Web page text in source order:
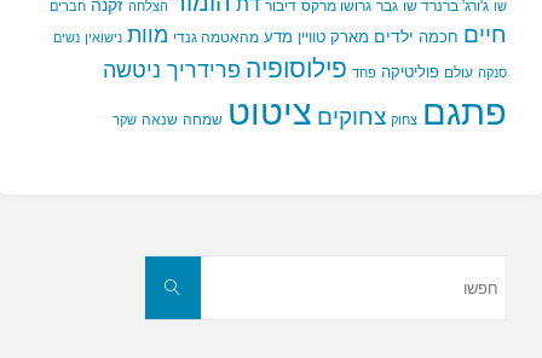
שו ג'ורג' ברנרד שו גבר גרושו מרקס דיבור הצלחה זקנה חברים
חיים חכמה ילדים מארק טוויין מדע מהאטמה גנדי מוות נישואין נשים
סנקה עולם פוליטיקה פחד פילוסופיה פרידריך ניטשה
פתגם צחוק צחוקים ציטוט שמחה שנאה שקר
חפשו